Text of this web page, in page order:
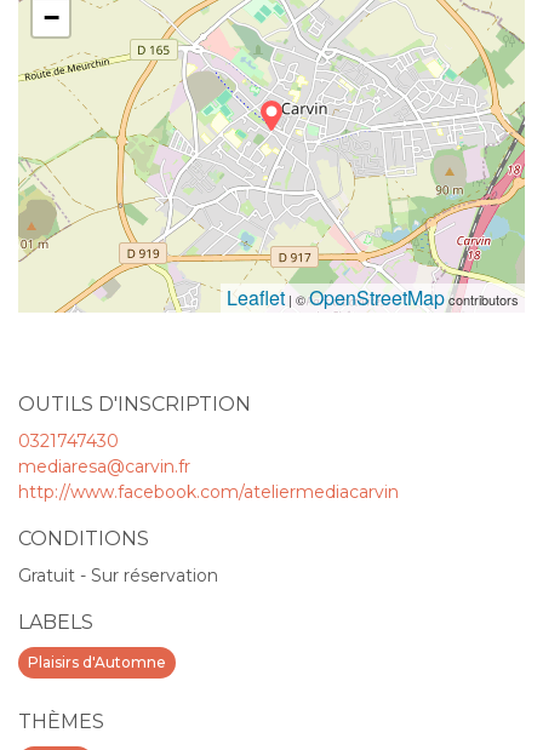
−
Leaflet | ©OpenStreetMapcontributors
OUTILS D'INSCRIPTION
0321747430
mediaresa@carvin.fr
http://www.facebook.com/ateliermediacarvin
CONDITIONS
Gratuit - Sur réservation
LABELS
Plaisirs d'Automne
THÈMES